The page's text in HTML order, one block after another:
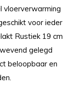
vloerverwarming
voor ieder
Rustiek 19 cm
gelegd
beloopbaar en